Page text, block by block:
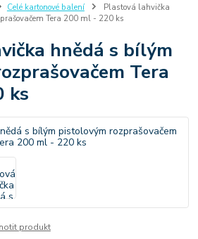
Celé kartonové balení
Plastová lahvička
Tera 200 ml - 220 ks
hnědá s bílým
Tera
ks
produkt